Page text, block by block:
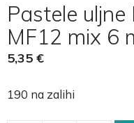
Pastele
MF12 mix 6
5,35 €
190 na zalihi